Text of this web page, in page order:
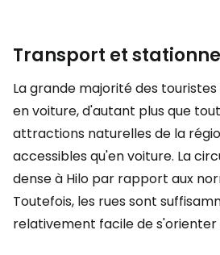
Transport et
La grande majorité des
en voiture, d'autant plus que
attractions naturelles de la
accessibles qu'en voiture. La
dense à Hilo par rapport aux
Toutefois, les rues sont
relativement facile de s'orienter